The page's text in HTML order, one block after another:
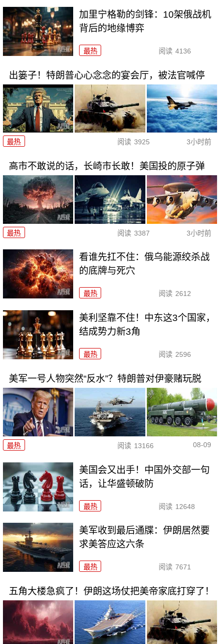
加里宁格勒的剑锋：10架俄战机
背后的地缘博弈
最热 阅读 4136
出篓子！特朗普心心念念的宴会厅，被法官喊停
最热 阅读 3925 3小时前
高市不敢说的话，长崎市长敢！美国投的原子弹
最热 阅读 3387 3小时前
看谁先扛不住：俄乌能源绞杀战
的底牌与死穴
最热 阅读 2612
美利坚靠不住！中东这3个国家，
结成势力新3角
最热 阅读 2596
美军一号人物突然“反水”？特朗普对伊豪赌玩脱
最热 阅读 13166 08-09
美国会又出手！中国外交部一句
话，让华盛顿破防
最热 阅读 12648
美军收到最后通牒：伊朗居然要
求美答应这六条
最热 阅读 7671
五角大楼急疯了！伊朗这场仗把美帝家底打穿了！